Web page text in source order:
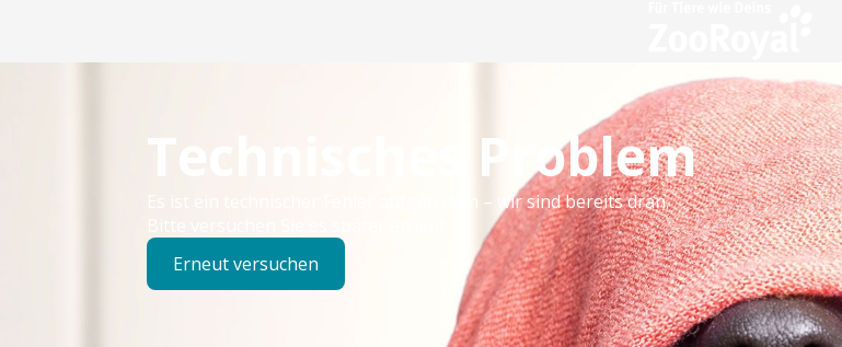
Technisches Problem
Es ist ein technischer Fehler aufgetreten – wir sind bereits dran.
Bitte versuchen Sie es später erneut.
Erneut versuchen